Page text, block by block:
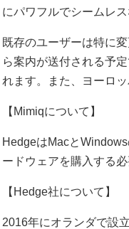
にパワフルでシームレ
既存のユーザーは特に
ら案内が送付される予
れます。また、ヨーロ
【Mimiqについて】
HedgeはMacと
ードウェアを購入する
【Hedge社について】
2016年にオランダで設